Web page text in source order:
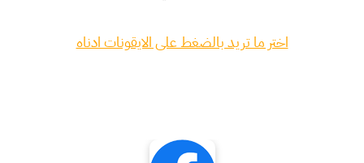
اختر ما تريد بالضغط على الايقونات ادناه